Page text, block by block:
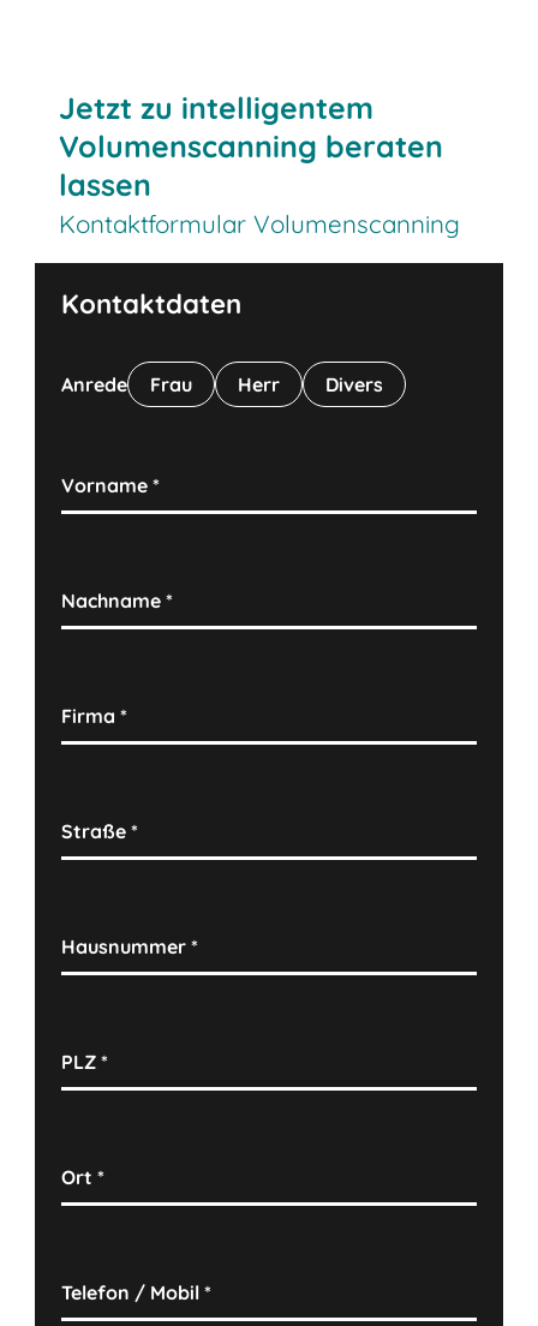
Jetzt zu intelligentem
Volumenscanning beraten
lassen
Kontaktformular Volumenscanning
Kontaktdaten
Anrede Frau Herr Divers
Vorname*
Nachname*
Firma*
Straße*
Hausnummer*
PLZ*
Ort*
Telefon / Mobil*